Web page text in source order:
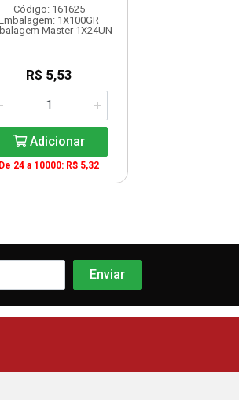
Código: 161625
1X100GR
Master 1X24UN
R$ 5,53
Adicionar
De 24 a 10000: R$ 5,32